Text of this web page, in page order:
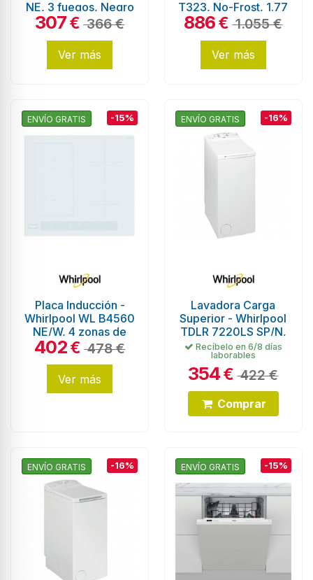
NE, 3 fuegos, Negro
307€ 366 €
Ver más
T323, No-Frost, 1.77
metros
886€ 1.055 €
Ver más
ENVÍO GRATIS -15%
Placa Inducción -
Whirlpool WL B4560
NE/W, 4 zonas de
cocción, FlexiCook,
Blanco
402€ 478 €
Ver más
ENVÍO GRATIS -16%
Lavadora Carga
Superior - Whirlpool
TDLR 7220LS SP/N,
7 Kg y 1200 RPM,
Blanco
Recíbelo en 6/8 días
laborables
354€ 422 €
Comprar
ENVÍO GRATIS -16% ENVÍO GRATIS -15%